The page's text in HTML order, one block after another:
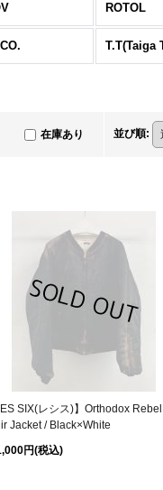
ROTOL
T.T(Taiga
在庫あり 並び順:
SIX(レシス)】Orthodox
Jacket / Black×White
円(税込)